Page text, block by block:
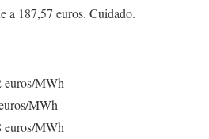
a 187,57 euros. Cuidado.
euros/MWh
MWh
euros/MWh